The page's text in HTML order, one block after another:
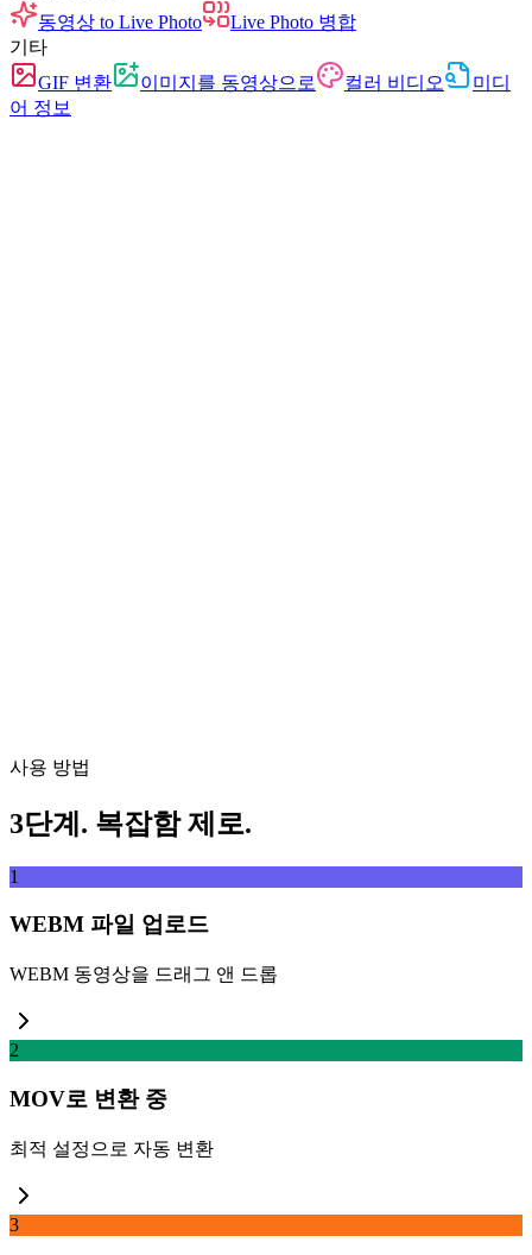
동영상 to Live Photo
Live Photo 병합
기타
GIF 변환
이미지를 동영상으로 컬러 비디오
미디
어 정보
사용 방법
3단계. 복잡함 제로.
1
WEBM 파일 업로드
WEBM 동영상을 드래그 앤 드롭
2
MOV로 변환 중
최적 설정으로 자동 변환
3